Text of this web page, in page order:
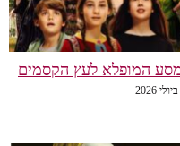
המופלא לעץ הקסמים